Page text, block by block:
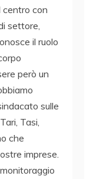
centro con
settore,
il ruolo
però un
sulle
Tasi,
che
imprese.